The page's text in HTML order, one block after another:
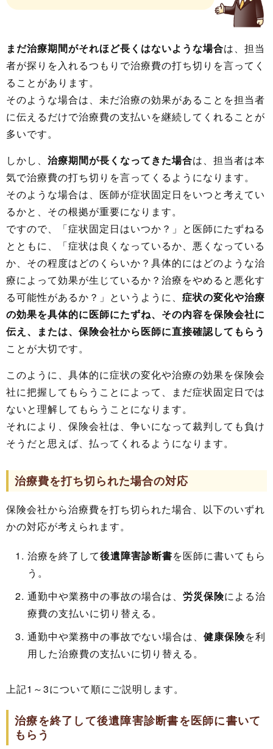
まだ治療期間がそれほど長くはないような場合は、担当
者が探りを入れるつもりで治療費の打ち切りを言ってく
ることがあります。
そのような場合は、未だ治療の効果があることを担当者
に伝えるだけで治療費の支払いを継続してくれることが
多いです。
しかし、 治療期間が長くなってきた場合は、担当者は本
気で治療費の打ち切りを言ってくるようになります。
そのような場合は、医師が症状固定日をいつと考えてい
るかと、その根拠が重要になります。
ですので、「症状固定日はいつか？」と医師にたずねる
とともに、「症状は良くなっているか、悪くなっている
か、その程度はどのくらいか？具体的にはどのような治
療によって効果が生じているか？治療をやめると悪化す
る可能性があるか？」というように、 症状の変化や治療
の効果を具体的に医師にたずね、その内容を保険会社に
伝え、または、保険会社から医師に直接確認してもらう
ことが大切です。
このように、具体的に症状の変化や治療の効果を保険会
社に把握してもらうことによって、まだ症状固定日では
ないと理解してもらうことになります。
それにより、保険会社は、争いになって裁判しても負け
そうだと思えば、払ってくれるようになります。
治療費を打ち切られた場合の対応
保険会社から治療費を打ち切られた場合、以下のいずれ
かの対応が考えられます。
治療を終了して後遺障害診断書を医師に書いてもら
う。
通勤中や業務中の事故の場合は、 労災保険による治
療費の支払いに切り替える。
通勤中や業務中の事故でない場合は、 健康保険を利
用した治療費の支払いに切り替える。
上記1～3について順にご説明します。
治療を終了して後遺障害診断書を医師に書いて
もらう